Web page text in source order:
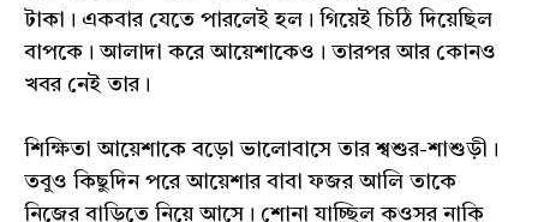
টাকা। একবার যেতে পারলেই হল। গিয়েই চিঠি দিয়েছিল
বাপকে। আলাদা করে আয়েশাকেও। তারপর আর কোনও
খবর নেই তার।
শিক্ষিতা আয়েশাকে বড়ো ভালোবাসে তার শ্বশুর-শাশুড়ী।
তবুও কিছুদিন পরে আয়েশার বাবা ফজর আলি তাকে
নিজের বাড়িতে নিয়ে আসে। শোনা যাচ্ছিল কওসর নাকি